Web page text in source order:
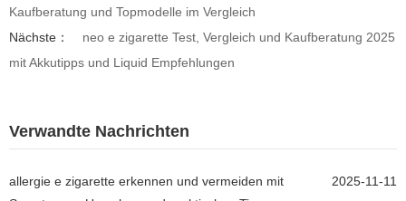
Kaufberatung und Topmodelle im Vergleich
Nächste：
neo e zigarette Test, Vergleich und Kaufberatung 2025
mit Akkutipps und Liquid Empfehlungen
Verwandte Nachrichten
2025-11-11
allergie e zigarette erkennen und vermeiden mit